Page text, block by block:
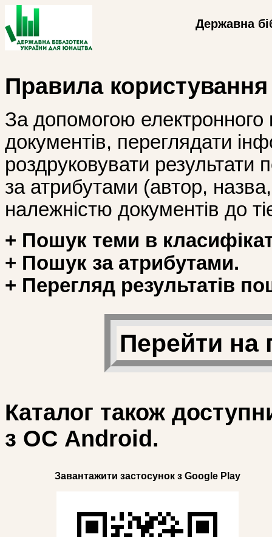
Державна
Правила
За допомогою
документів, переглядати
роздруковувати
за атрибутами (автор, назва,
належністю документів до
+ Пошук теми в
+ Пошук за атрибутами.
+ Перегляд результатів
Перейти на
Каталог також
з ОС Android.
Завантажити застосунок з Google Play